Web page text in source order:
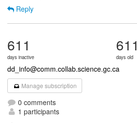
Reply
611
days inactive
611
days old
dd_info@comm.collab.science.gc.ca
Manage subscription
0 comments
1 participants